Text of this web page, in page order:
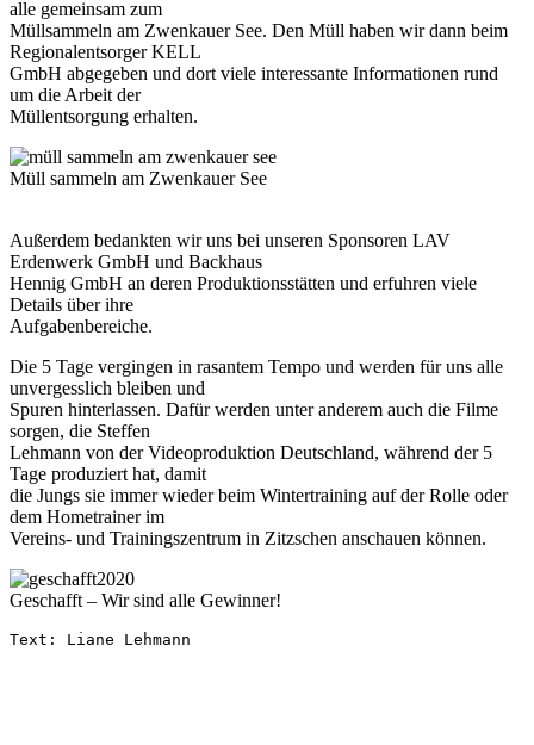
alle gemeinsam zum
Müllsammeln am Zwenkauer See. Den Müll haben wir dann beim
Regionalentsorger KELL
GmbH abgegeben und dort viele interessante Informationen rund
um die Arbeit der
Müllentsorgung erhalten.
Müll sammeln am Zwenkauer See
Außerdem bedankten wir uns bei unseren Sponsoren LAV
Erdenwerk GmbH und Backhaus
Hennig GmbH an deren Produktionsstätten und erfuhren viele
Details über ihre
Aufgabenbereiche.
Die 5 Tage vergingen in rasantem Tempo und werden für uns alle
unvergesslich bleiben und
Spuren hinterlassen. Dafür werden unter anderem auch die Filme
sorgen, die Steffen
Lehmann von der Videoproduktion Deutschland, während der 5
Tage produziert hat, damit
die Jungs sie immer wieder beim Wintertraining auf der Rolle oder
dem Hometrainer im
Vereins- und Trainingszentrum in Zitzschen anschauen können.
Geschafft – Wir sind alle Gewinner!
Text: Liane Lehmann